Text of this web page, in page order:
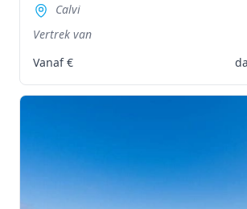
Calvi
Vertrek van
Vanaf€